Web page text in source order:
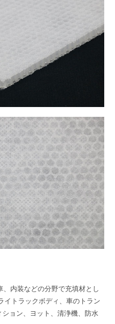
、内装などの分野で充填材とし
イトラックボディ、車のトラン
ョン、ヨット、清浄機、防水